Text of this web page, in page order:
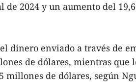
de 2024 y un aumento del
dinero enviado a través de
de dólares, mientras que
millones de dólares, según